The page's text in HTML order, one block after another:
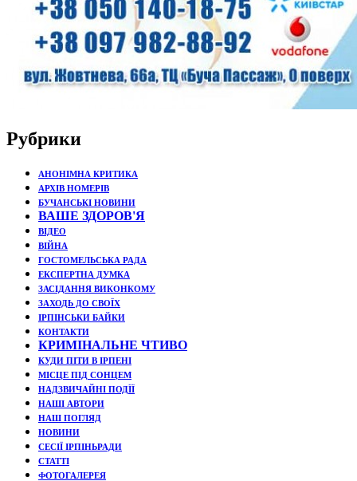
Рубрики
АНОНІМНА КРИТИКА
АРХІВ НОМЕРІВ
БУЧАНСЬКІ НОВИНИ
ВАШЕ ЗДОРОВ'Я
ВІДЕО
ВІЙНА
ГОСТОМЕЛЬСЬКА РАДА
ЕКСПЕРТНА ДУМКА
ЗАСІДАННЯ ВИКОНКОМУ
ЗАХОДЬ ДО СВОЇХ
ІРПІНСЬКИ БАЙКИ
КОНТАКТИ
КРИМІНАЛЬНЕ ЧТИВО
КУДИ ПІТИ В ІРПЕНІ
МІСЦЕ ПІД СОНЦЕМ
НАДЗВИЧАЙНІ ПОДЇЇ
НАШІ АВТОРИ
НАШ ПОГЛЯД
НОВИНИ
СЕСІЇ ІРПІНЬРАДИ
СТАТТІ
ФОТОГАЛЕРЕЯ